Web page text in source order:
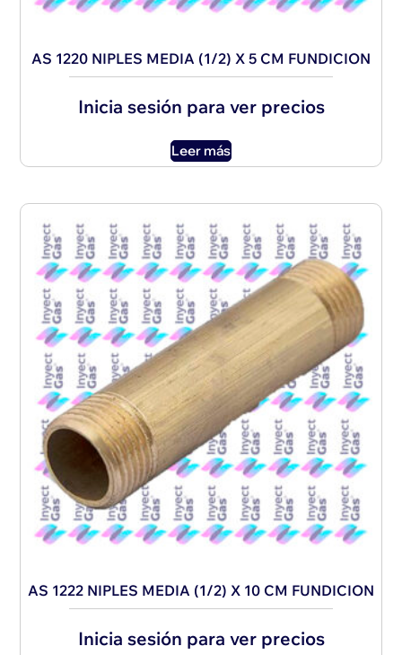
AS 1220 NIPLES MEDIA (1/2) X 5 CM FUNDICION
Inicia sesión para ver precios
Leer más
AS 1222 NIPLES MEDIA (1/2) X 10 CM FUNDICION
Inicia sesión para ver precios